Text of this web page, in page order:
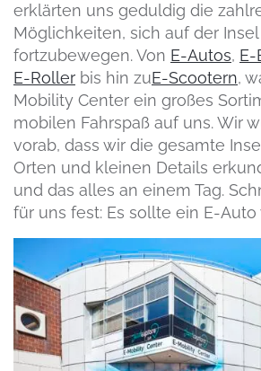
erklärten uns geduldig die
Möglichkeiten, sich auf der
fortzubewegen. Von E-Autos, E-
E-Roller bis hin zuE-Scootern,
Mobility Center ein großes
mobilen Fahrspaß auf uns. Wir
vorab, dass wir die gesamte
Orten und kleinen Details
und das alles an einem Tag.
für uns fest: Es sollte ein E-Auto